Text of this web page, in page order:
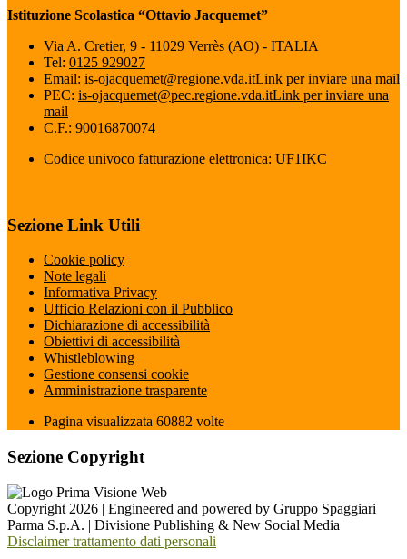
Istituzione Scolastica “Ottavio Jacquemet”
Via A. Cretier, 9 - 11029 Verrès (AO) - ITALIA
Tel: 0125 929027
Email: is-ojacquemet@regione.vda.itLink per inviare una mail
PEC: is-ojacquemet@pec.regione.vda.itLink per inviare una
mail
C.F.: 90016870074
Codice univoco fatturazione elettronica: UF1IKC
Sezione Link Utili
Cookie policy
Note legali
Informativa Privacy
Ufficio Relazioni con il Pubblico
Dichiarazione di accessibilità
Obiettivi di accessibilità
Whistleblowing
Gestione consensi cookie
Amministrazione trasparente
Pagina visualizzata 60882 volte
Sezione Copyright
Copyright 2026 | Engineered and powered by Gruppo Spaggiari
Parma S.p.A. | Divisione Publishing & New Social Media
Disclaimer trattamento dati personali